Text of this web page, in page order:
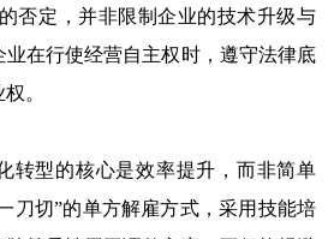
否定，并非限制企业的技术升级与
在行使经营自主权时，遵守法律底
。
转型的核心是效率提升，而非简单
刀切”的单方解雇方式，采用技能培